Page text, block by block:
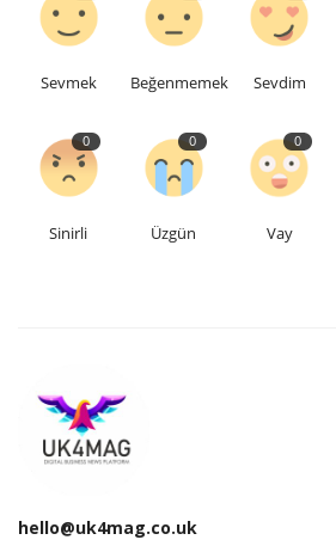
Sağlık
Etkinlik
Hakkımızda
Dilim
English Turkish
Sevmek Beğenmemek Sevdim
0
Sinirli
0
Üzgün
0
Vay
hello@uk4mag.co.uk